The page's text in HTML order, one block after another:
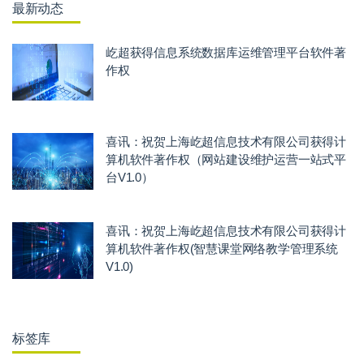
最新动态
屹超获得信息系统数据库运维管理平台软件著
作权
喜讯：祝贺上海屹超信息技术有限公司获得计
算机软件著作权（网站建设维护运营一站式平
台V1.0）
喜讯：祝贺上海屹超信息技术有限公司获得计
算机软件著作权(智慧课堂网络教学管理系统
V1.0)
标签库